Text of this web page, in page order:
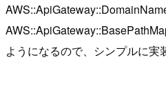
ようになるので、シンプルに実